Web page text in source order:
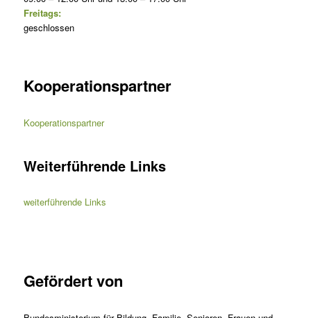
Freitags:
geschlossen
Kooperationspartner
Kooperationspartner
Weiterführende Links
weiterführende Links
Gefördert von